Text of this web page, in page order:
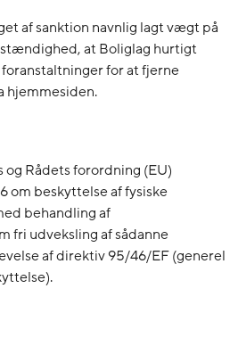
af sanktion navnlig lagt vægt på
at Boliglag hurtigt
for at fjerne
hjemmesiden.
Rådets forordning (EU)
om beskyttelse af fysiske
behandling af
fri udveksling af sådanne
af direktiv 95/46/EF (generel